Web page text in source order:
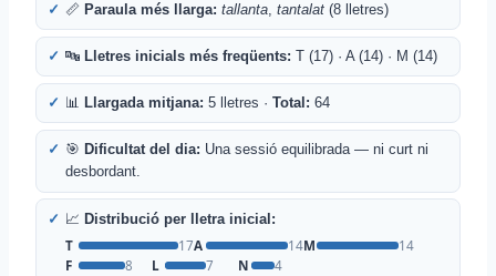
📏 Paraula més llarga: tallanta, tantalat (8 lletres)
🔤 Lletres inicials més freqüents: T (17) · A (14) · M (14)
📊 Llargada mitjana: 5 lletres · Total: 64
🎯 Dificultat del dia: Una sessió equilibrada — ni curt ni
desbordant.
📈 Distribució per lletra inicial:
T 17A 14M
14
F
8 L 7 N 4